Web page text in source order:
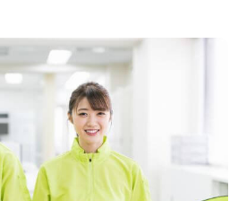
ベーションに！『ご利用者様のお
で寄り添った介護支援を行いた
を高めたい』『介護業界で人のこ
』『転職で収入アップを実現した
えて働きたい』等の方も大歓迎で
ンサルタントよりご案内します。
お願いします。
ート求人探しは【ウィルオブ介